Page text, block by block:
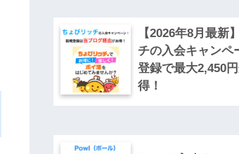
【2026年8月最新
チの入会キャンペ
登録で最大2,450
得！